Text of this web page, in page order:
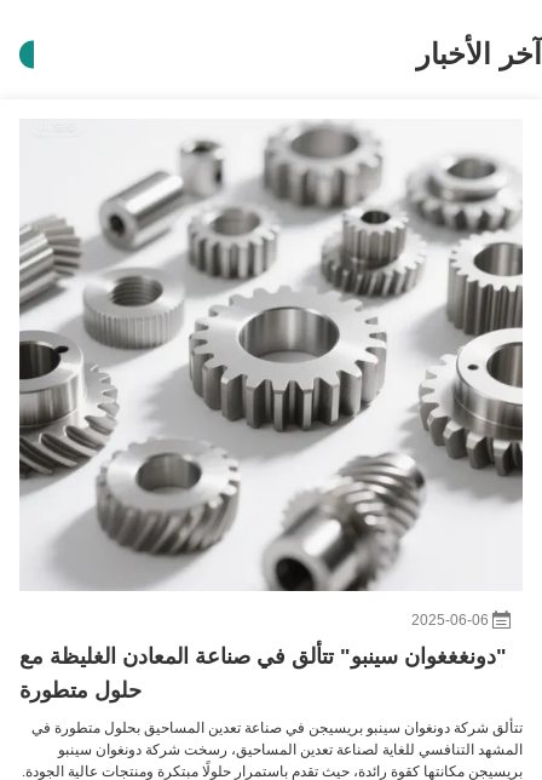
آخر الأخبار
2025-06-06
"دونغغغوان سينبو" تتألق في صناعة المعادن الغليظة مع
حلول متطورة
تتألق شركة دونغوان سينبو بريسيجن في صناعة تعدين المساحيق بحلول متطورة في
المشهد التنافسي للغاية لصناعة تعدين المساحيق، رسخت شركة دونغوان سينبو
بريسيجن مكانتها كقوة رائدة، حيث تقدم باستمرار حلولًا مبتكرة ومنتجات عالية الجودة.